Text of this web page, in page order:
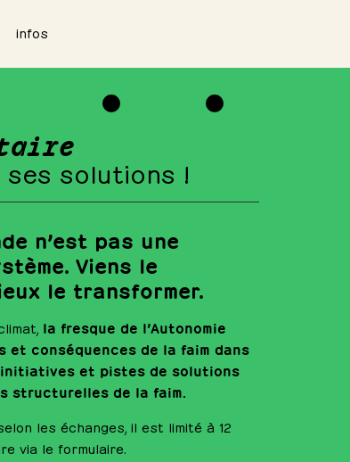
infos
solutions !
n’est pas une
Viens le
le transformer.
la fresque de l’Autonomie
et conséquences de la faim dans
initiatives et pistes de solutions
structurelles de la faim.
les échanges, il est limité à 12
via le formulaire.